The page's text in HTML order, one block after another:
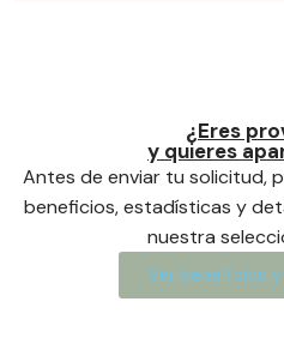
¿Eres
y quieres
Antes de enviar tu solicitud,
beneficios, estadísticas y
nuestra
Ver beneficios